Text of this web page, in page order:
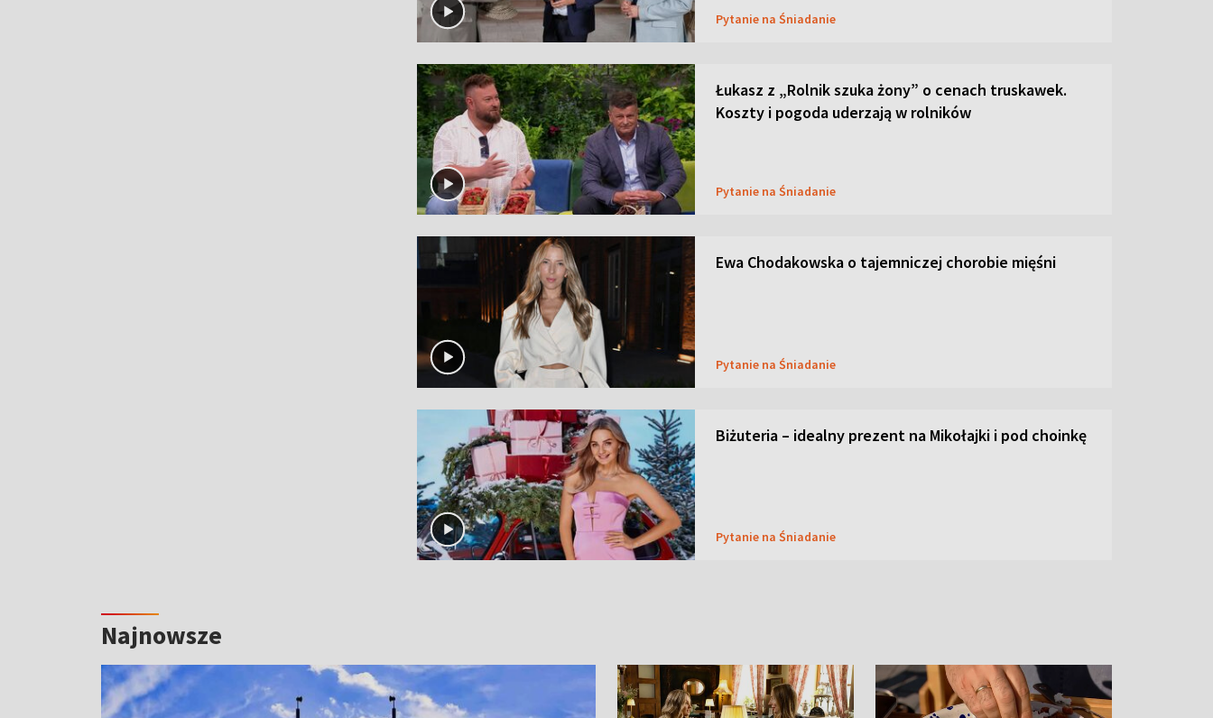
Pytanie na Śniadanie
Łukasz z „Rolnik szuka żony” o cenach truskawek.
Koszty i pogoda uderzają w rolników
Pytanie na Śniadanie
Ewa Chodakowska o tajemniczej chorobie mięśni
Pytanie na Śniadanie
Biżuteria – idealny prezent na Mikołajki i pod choinkę
Pytanie na Śniadanie
Najnowsze